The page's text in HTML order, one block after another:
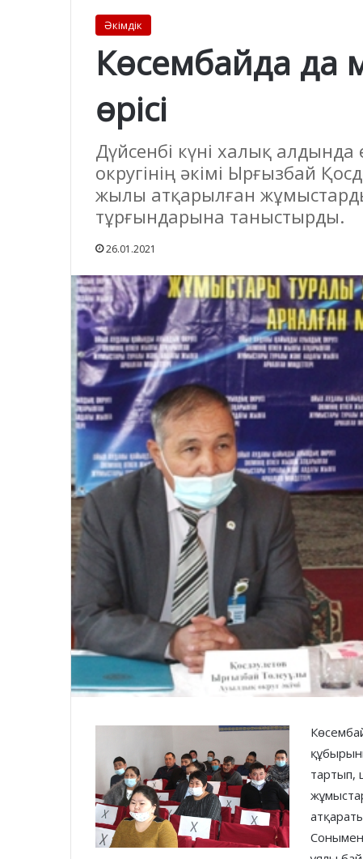
Әкімдік
Көсембайда да
өрісі
Дүйсенбі күні халық
округінің әкімі Ырғызбай
жылы атқарылған
тұрғындарына таныстырды.
26.01.2021
тартып,